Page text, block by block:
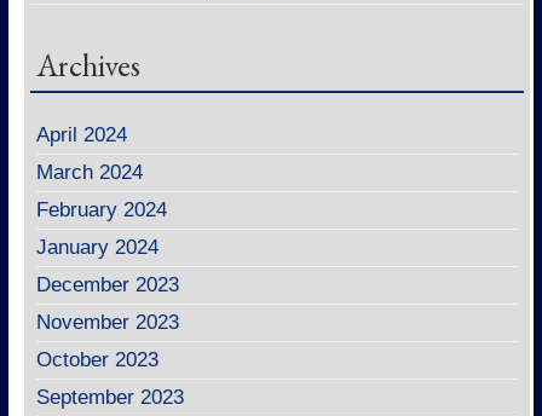
Archives
April 2024
March 2024
February 2024
January 2024
December 2023
November 2023
October 2023
September 2023